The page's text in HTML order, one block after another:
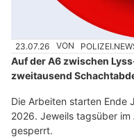
23.07.26 VON
Auf der A6 zwischen
zweitausend
Die Arbeiten starten Ende
2026. Jeweils tagsüber
gesperrt.